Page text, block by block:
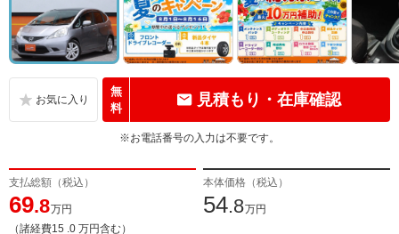
無
料
見積もり・在庫確認
※お電話番号の入力は不要です。
支払総額（税込）
69.8万円
（諸経費15 .0 万円含む）
本体価格（税込）
54.8万円